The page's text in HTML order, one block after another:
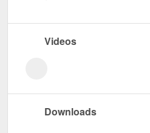
Videos
Downloads